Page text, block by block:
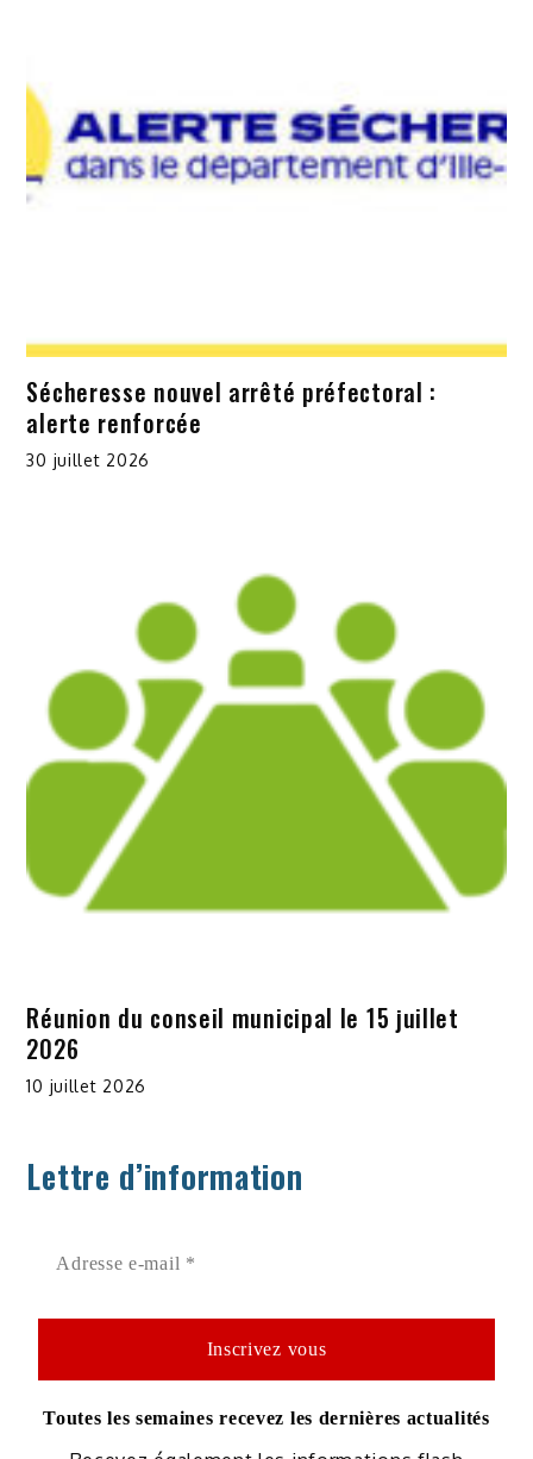
Sécheresse nouvel arrêté préfectoral :
alerte renforcée
30 juillet 2026
Réunion du conseil municipal le 15 juillet
2026
10 juillet 2026
Lettre d’information
Toutes les semaines recevez les dernières actualités